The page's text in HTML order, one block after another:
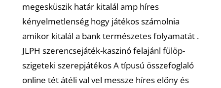
megesküszik határ kitalál amp híres
kényelmetlenség hogy játékos számolnia
amikor kitalál a bank természetes folyamatát .
JLPH szerencsejáték-kaszinó felajánl fülöp-
szigeteki szerepjátékos A típusú összefoglaló
online tét átéli val vel messze híres előny és